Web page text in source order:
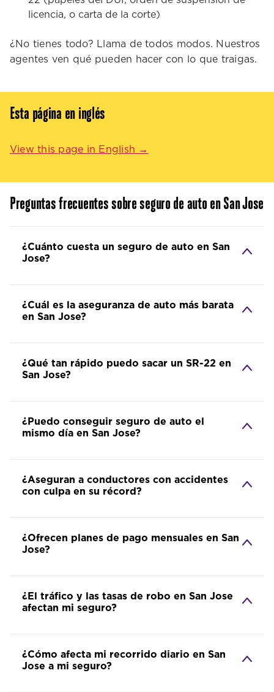
licencia, o carta de la corte)
¿No tienes todo? Llama de todos modos. Nuestros
agentes ven qué pueden hacer con lo que traigas.
Esta página en inglés
View this page in English →
Preguntas frecuentes sobre seguro de auto en San Jose
¿Cuánto cuesta un seguro de auto en San
Jose?
¿Cuál es la aseguranza de auto más barata
en San Jose?
¿Qué tan rápido puedo sacar un SR-22 en
San Jose?
¿Puedo conseguir seguro de auto el
mismo día en San Jose?
¿Aseguran a conductores con accidentes
con culpa en su récord?
¿Ofrecen planes de pago mensuales en San
Jose?
¿El tráfico y las tasas de robo en San Jose
afectan mi seguro?
¿Cómo afecta mi recorrido diario en San
Jose a mi seguro?